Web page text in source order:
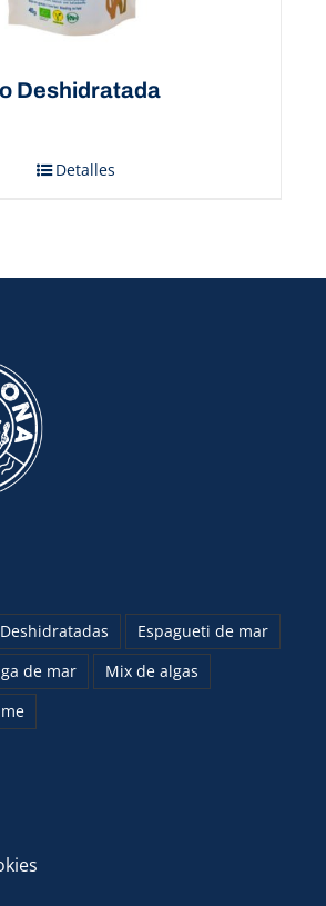
Deshidratada
Detalles
Deshidratadas
Espagueti de mar
de mar
Mix de algas